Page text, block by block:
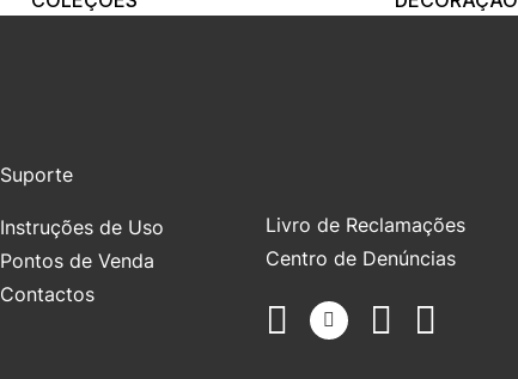
Suporte
Instruções de Uso
Pontos de Venda
Contactos
Livro de Reclamações
Centro de Denúncias